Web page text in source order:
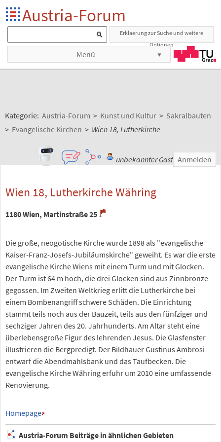
Austria-Forum
Erklaerung zur Suche und weitere
Optionen
Menü
Kategorie: Austria-Forum > Kunst und Kultur > Sakralbauten
> Evangelische Kirchen > Wien 18, Lutherkirche
unbekannter Gast Anmelden
Wien 18, Lutherkirche Währing
1180 Wien, Martinstraße 25
Die große, neogotische Kirche wurde 1898 als "evangelische
Kaiser-Franz-Josefs-Jubiläumskirche" geweiht. Es war die erste
evangelische Kirche Wiens mit einem Turm und mit Glocken.
Der Turm ist 64 m hoch, die drei Glocken sind aus Zinnbronze
gegossen. Im Zweiten Weltkrieg erlitt die Lutherkirche bei
einem Bombenangriff schwere Schäden. Die Einrichtung
stammt teils noch aus der Bauzeit, teils aus den fünfziger und
sechziger Jahren des 20. Jahrhunderts. Am Altar steht eine
überlebensgroße Figur des lehrenden Jesus. Die Glasfenster
illustrieren die Bergpredigt. Der Bildhauer Gustinus Ambrosi
entwarf die Abendmahlsbank und das Taufbecken. Die
evangelische Kirche Währing erfuhr um 2010 eine umfassende
Renovierung.
Homepage
Austria-Forum Beiträge in ähnlichen Gebieten